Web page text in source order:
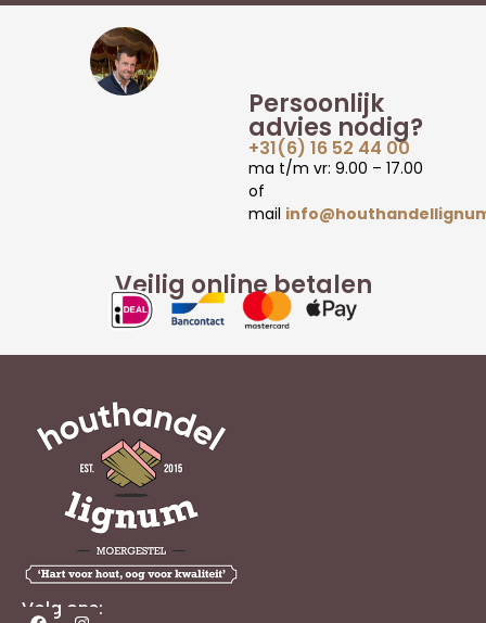
Veilig online betalen
Persoonlijk
advies nodig?
+31(6) 16 52 44 00
ma t/m vr: 9.00 – 17.00
of
mail
Volg ons: